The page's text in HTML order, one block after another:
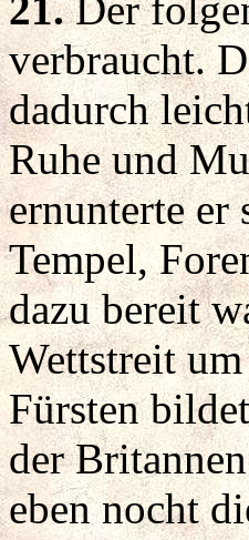
verbraucht.
dadurch
Ruhe und
ernunterte er
Tempel,
dazu bereit
Wettstreit
Fürsten
der
eben nocht